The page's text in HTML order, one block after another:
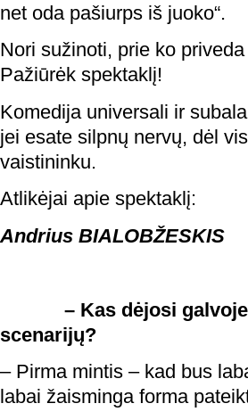
net oda pašiurps iš juoko“.
Nori sužinoti, prie ko
Pažiūrėk spektaklį!
Komedija universali ir
jei esate silpnų nervų, dėl
vaistininku.
Atlikėjai apie spektaklį:
Andrius BIALOBŽESKIS
– Kas dėjosi galvoje,
scenarijų?
– Pirma mintis – kad bus
labai žaisminga forma